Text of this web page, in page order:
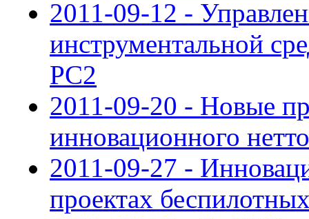
2011-09-12 -
инструментальной
PC2
2011-09-20 - Новые
инновационного
2011-09-27 -
проектах